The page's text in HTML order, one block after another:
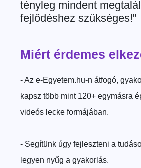
tényleg mindent
fejlődéshez szükséges!"
Miért érdemes
- Az e-Egyetem.hu-n átfogó,
kapsz több mint 120+ egymásra
videós lecke formájában.
- Segítünk úgy fejleszteni a
legyen nyűg a gyakorlás.